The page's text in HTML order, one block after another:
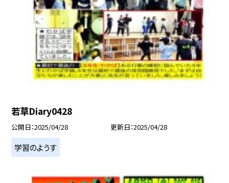
若草Diary0428
公開日 2025/04/28 更新日 2025/04/28
学習のようす